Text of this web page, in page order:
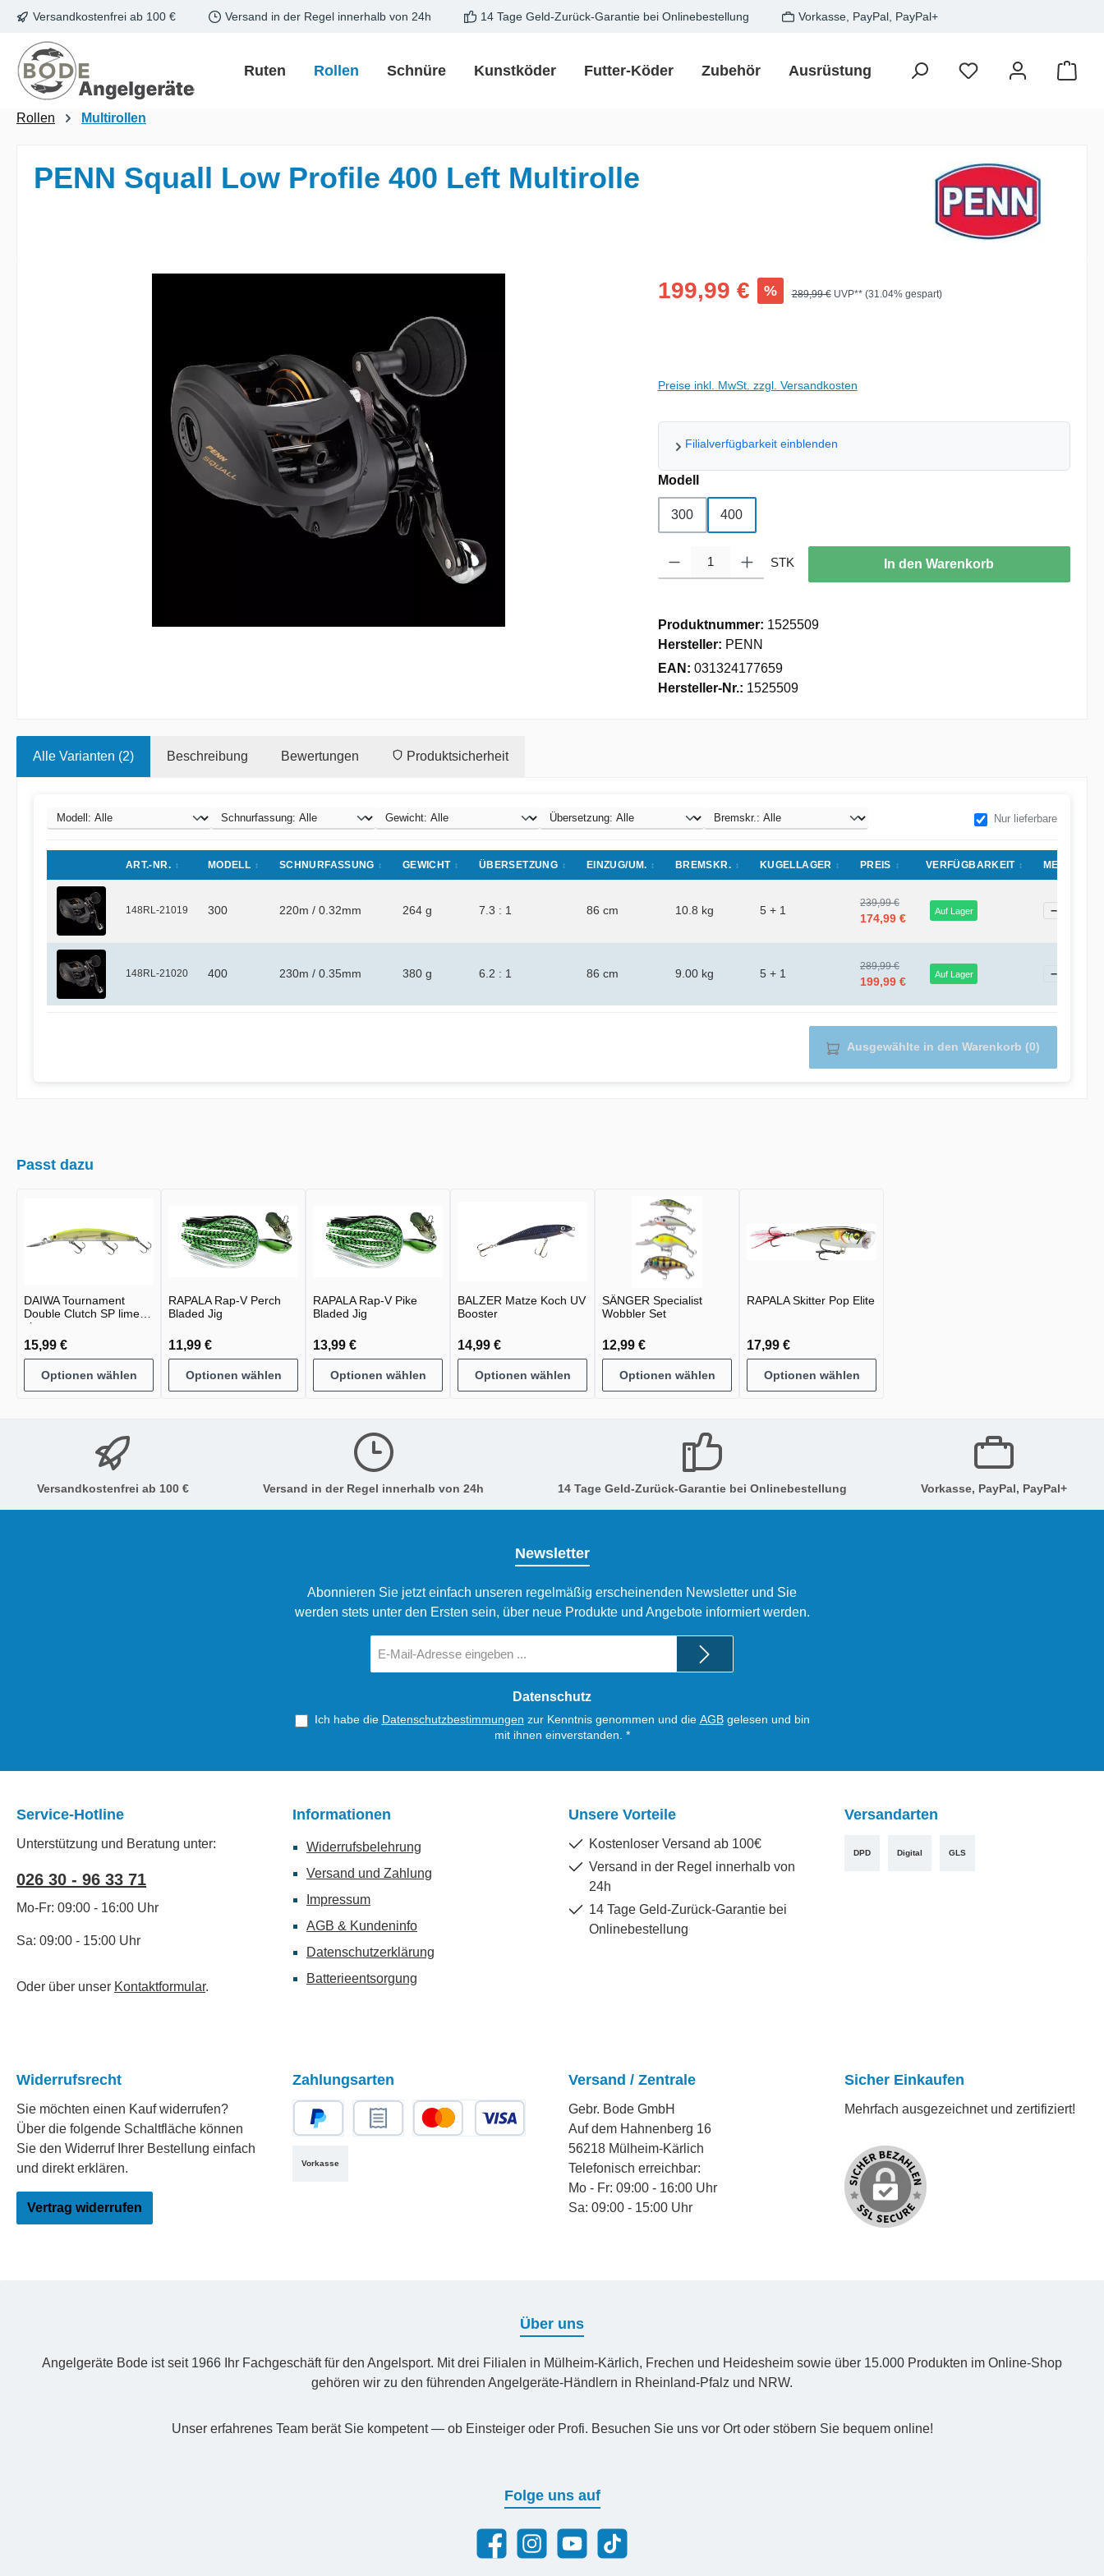
Hauptinhalt springen
Zur Suche springen
Zur Hauptnavigation springen
Versandkostenfrei ab 100 € Versand in der Regel innerhalb von 24h 14 Tage Geld-Zurück-Garantie bei Onlinebestellung Vorkasse, PayPal, PayPal+
Ruten Rollen Schnüre Kunstköder Futter-Köder Zubehör Ausrüstung Zielfisch SALE
Rollen Multirollen
PENN Squall Low Profile 400 Left Multirolle
Verkaufspreis:
199,99 € % Regulärer Preis:
289,99 € UVP** (31.04% gespart)
Preise inkl. MwSt. zzgl. Versandkosten
Filialverfügbarkeit einblenden
Modell auswählen
300 400
Produkt Anzahl: Gib den gewünschten Wert ein oder benutze die Schaltflächen um
STK In den Warenkorb
Produktnummer: 1525509
Hersteller: PENN
EAN: 031324177659
Hersteller-Nr.: 1525509
Alle Varianten (2) Beschreibung Bewertungen Produktsicherheit
Nur lieferbare
ART.-NR. MODELL SCHNURFASSUNG GEWICHT ÜBERSETZUNG EINZUG/UM. BREMSKR. KUGELLAGER PREIS VERFÜGBARKEIT MENGE
148RL-21019 300 220m / 0.32mm 264 g 7.3 : 1 86 cm 10.8 kg 5 + 1
239,99 €
174,99 €
Auf Lager −
148RL-21020 400 230m / 0.35mm 380 g 6.2 : 1 86 cm 9.00 kg 5 + 1
289,99 €
199,99 €
Auf Lager −
Ausgewählte in den Warenkorb (0)
Passt dazu
DAIWA Tournament
Double Clutch SP lime
chart
15,99 €
Optionen wählen
RAPALA Rap-V Perch
Bladed Jig
11,99 €
Optionen wählen
RAPALA Rap-V Pike
Bladed Jig
13,99 €
Optionen wählen
BALZER Matze Koch UV
Booster
14,99 €
Optionen wählen
SÄNGER Specialist
Wobbler Set
12,99 €
Optionen wählen
RAPALA Skitter Pop Elite
17,99 €
Optionen wählen
Versandkostenfrei ab 100 € Versand in der Regel innerhalb von 24h 14 Tage Geld-Zurück-Garantie bei Onlinebestellung Vorkasse, PayPal, PayPal+
Newsletter
Abonnieren Sie jetzt einfach unseren regelmäßig erscheinenden Newsletter und Sie
werden stets unter den Ersten sein, über neue Produkte und Angebote informiert werden.
Mail-
Datenschutz
Ich habe die Datenschutzbestimmungen zur Kenntnis genommen und die AGBgelesen und bin
mit ihnen einverstanden. *
Service-Hotline
Unterstützung und Beratung unter:
026 30 - 96 33 71
Mo-Fr: 09:00 - 16:00 Uhr
Sa: 09:00 - 15:00 Uhr
Oder über unser Kontaktformular.
Informationen
Widerrufsbelehrung
Versand und Zahlung
Impressum
AGB & Kundeninfo
Datenschutzerklärung
Batterieentsorgung
Unsere Vorteile
Kostenloser Versand ab 100€
Versand in der Regel innerhalb von
24h
14 Tage Geld-Zurück-Garantie bei
Onlinebestellung
Versandarten
DPD Digital GLS
Widerrufsrecht
Sie möchten einen Kauf widerrufen?
Über die folgende Schaltfläche können
Sie den Widerruf Ihrer Bestellung einfach
und direkt erklären.
Vertrag widerrufen
Zahlungsarten
Vorkasse
Versand / Zentrale
Gebr. Bode GmbH
Auf dem Hahnenberg 16
56218 Mülheim-Kärlich
Telefonisch erreichbar:
Mo - Fr: 09:00 - 16:00 Uhr
Sa: 09:00 - 15:00 Uhr
Sicher Einkaufen
Mehrfach ausgezeichnet und zertifiziert!
Über uns
Angelgeräte Bode ist seit 1966 Ihr Fachgeschäft für den Angelsport. Mit drei Filialen in Mülheim-Kärlich, Frechen und Heidesheim sowie über 15.000 Produkten im Online-Shop
gehören wir zu den führenden Angelgeräte-Händlern in Rheinland-Pfalz und NRW.
Unser erfahrenes Team berät Sie kompetent — ob Einsteiger oder Profi. Besuchen Sie uns vor Ort oder stöbern Sie bequem online!
Folge uns auf
FacebookInstagramYouTubeTikTok